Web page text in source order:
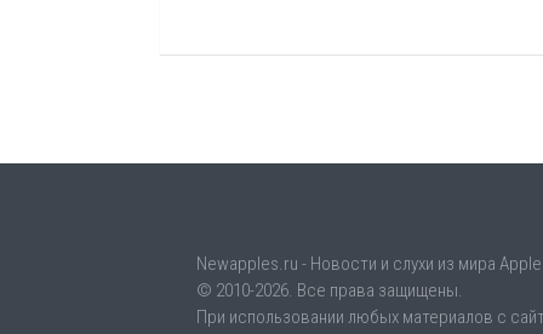
Newapples.ru - Новости и слухи из мира Apple
© 2010-2026. Все права защищены.
При использовании любых материалов с